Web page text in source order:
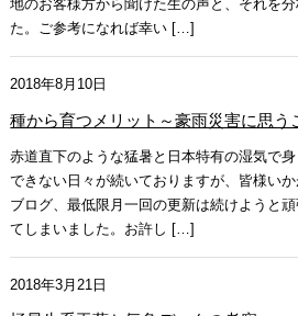
地のお客様方から聞けた生の声と、それを
た。ご参考になれば幸い […]
2018年8月10日
種から育つメリット～豪雨災害に思う
赤道直下のような猛暑と日本特有の湿気で
できない日々が続いておりますが、皆様い
ブログ、最低限月一回の更新は続けようと
てしまいました。お許し […]
2018年3月21日